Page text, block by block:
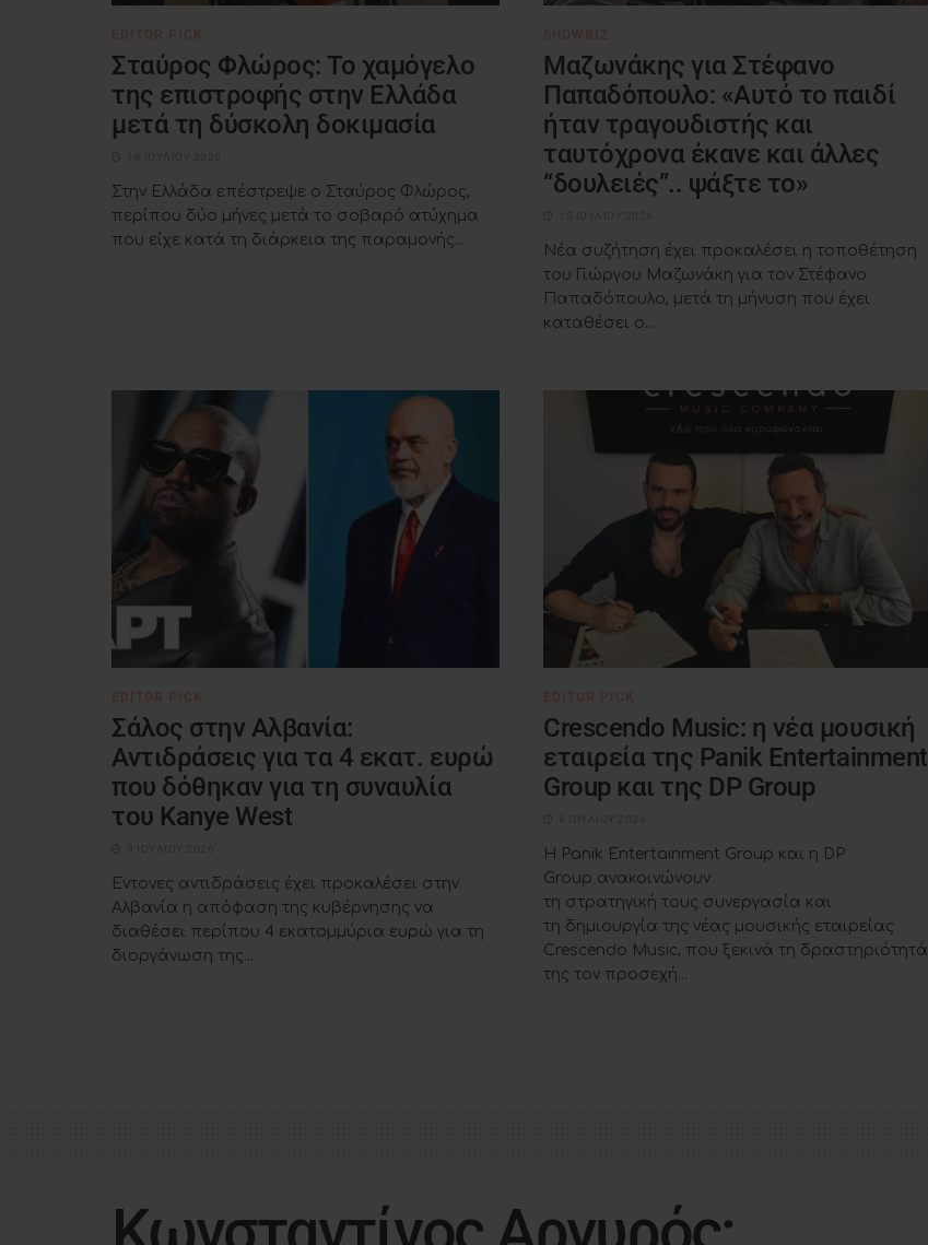
Σταύρος Φλώρος: Το χαμόγελο
της επιστροφής στην Ελλάδα
μετά τη δύσκολη δοκιμασία
Στην Ελλάδα επέστρεψε ο Σταύρος Φλώρος,
περίπου δύο μήνες μετά το σοβαρό ατύχημα
που είχε κατά τη διάρκεια της παραμονής...
Μαζωνάκης για Στέφανο
Παπαδόπουλο: «Αυτό το παιδί
ήταν τραγουδιστής και
ταυτόχρονα έκανε και άλλες
“δουλειές”.. ψάξτε το»
Νέα συζήτηση έχει προκαλέσει η τοποθέτηση
του Γιώργου Μαζωνάκη για τον Στέφανο
Παπαδόπουλο, μετά τη μήνυση που έχει
καταθέσει ο...
Σάλος στην Αλβανία:
Αντιδράσεις για τα 4 εκατ. ευρώ
που δόθηκαν για τη συναυλία
του Kanye West
Έντονες αντιδράσεις έχει προκαλέσει στην
Αλβανία η απόφαση της κυβέρνησης να
διαθέσει περίπου 4 εκατομμύρια ευρώ για τη
διοργάνωση της...
Crescendo Music: η νέα μουσική
εταιρεία της Panik Entertainment
Group και της DP Group
Η Panik Entertainment Group και η DP
Group ανακοινώνουν
τη στρατηγική τους συνεργασία και
τη δημιουργία της νέας μουσικής εταιρείας
Crescendo Music, που ξεκινά τη δραστηριότητά
της τον προσεχή...